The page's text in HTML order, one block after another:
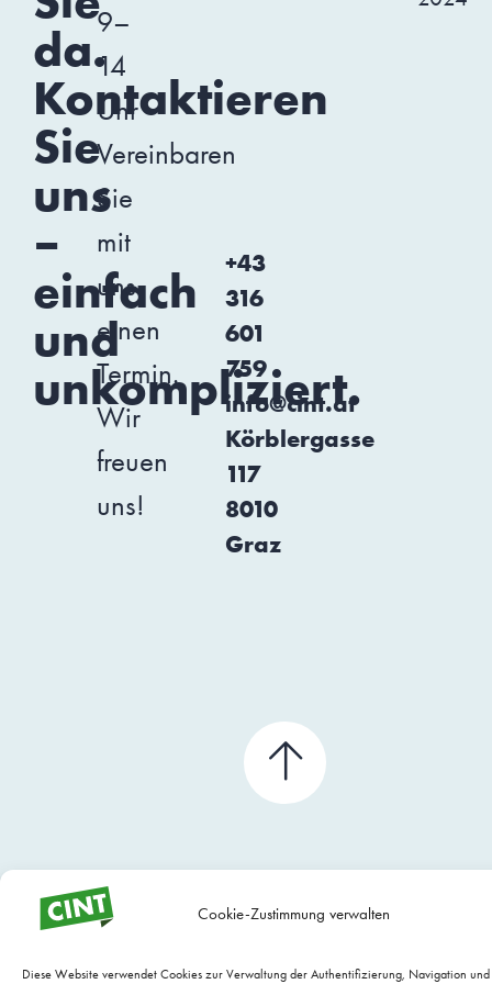
Cookie-Zustimmung verwalten
Diese Website verwendet Cookies zur Verwaltung der Authentifizierung, Navigation
da.
Kontaktieren
Sie
uns
–
einfach
und
unkompliziert.
9–
14
Uhr
Vereinbaren
Sie
mit
uns
einen
Termin.
Wir
freuen
uns!
Körblergasse
117
8010
Graz
+43
316
601
759
info@cint.at